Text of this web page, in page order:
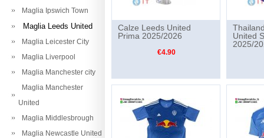
Maglia Ipswich Town
Maglia Leeds United
Maglia Leicester City
Maglia Liverpool
Maglia Manchester city
Maglia Manchester
United
Maglia Middlesbrough
Maglia Newcastle United
Calze Leeds United
Prima 2025/2026
€4.90
United
2025/